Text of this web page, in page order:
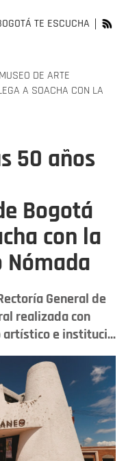
TE ESCUCHA
DE ARTE
A SOACHA CON LA
50 años
Bogotá
con la
Nómada
General de
realizada con
e instituci...